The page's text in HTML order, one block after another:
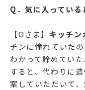
Q．気に入っている
【Oさま】 キッチン
チンに憧れていた
わかって諦めていた
すると、代わりに
案していただいて